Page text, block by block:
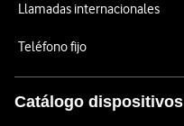
Llamadas internacionales
Teléfono fijo
Catálogo dispositivos